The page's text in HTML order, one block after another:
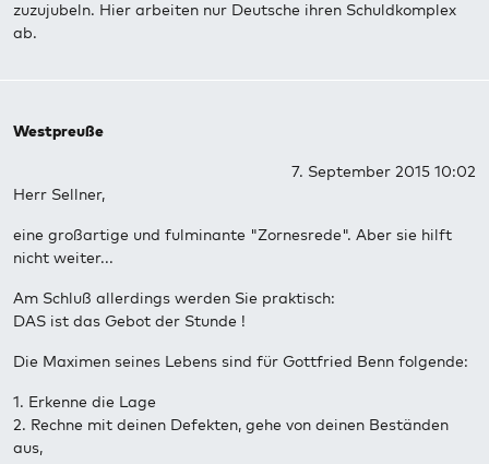
zuzujubeln. Hier arbeiten nur Deutsche ihren Schuldkomplex
ab.
Westpreuße
7. September 2015 10:02
Herr Sellner,
eine großartige und fulminante "Zornesrede". Aber sie hilft
nicht weiter...
Am Schluß allerdings werden Sie praktisch:
DAS ist das Gebot der Stunde !
Die Maximen seines Lebens sind für Gottfried Benn folgende:
1. Erkenne die Lage
2. Rechne mit deinen Defekten, gehe von deinen Beständen
aus,